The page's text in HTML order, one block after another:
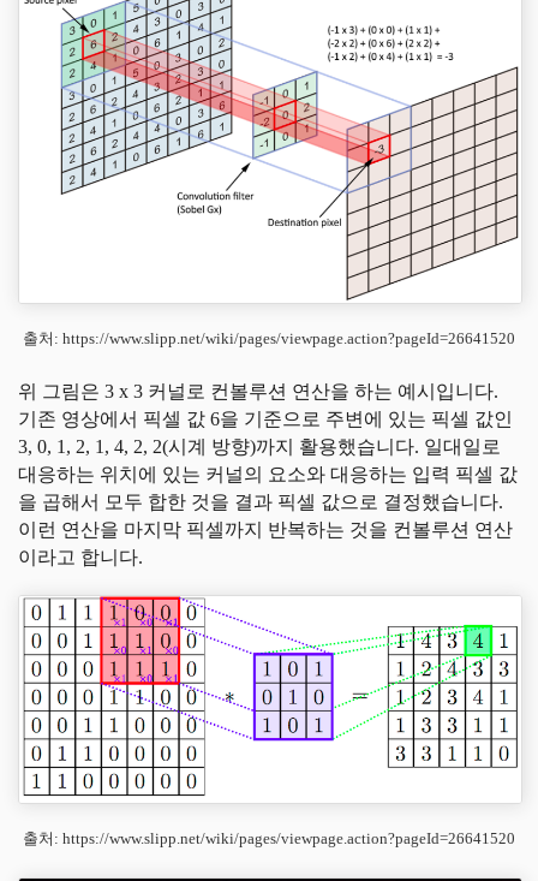
출처: https://www.slipp.net/wiki/pages/viewpage.action?pageId=26641520
위 그림은 3 x 3 커널로 컨볼루션 연산을 하는 예시입니다.
기존 영상에서 픽셀 값 6을 기준으로 주변에 있는 픽셀 값인
3, 0, 1, 2, 1, 4, 2, 2(시계 방향)까지 활용했습니다. 일대일로
대응하는 위치에 있는 커널의 요소와 대응하는 입력 픽셀 값
을 곱해서 모두 합한 것을 결과 픽셀 값으로 결정했습니다.
이런 연산을 마지막 픽셀까지 반복하는 것을 컨볼루션 연산
이라고 합니다.
출처: https://www.slipp.net/wiki/pages/viewpage.action?pageId=26641520